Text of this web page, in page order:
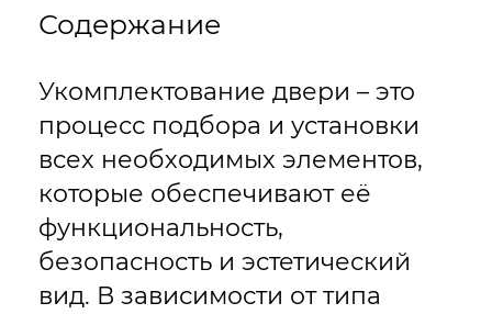
Содержание
Укомплектование двери – это
процесс подбора и установки
всех необходимых элементов,
которые обеспечивают её
функциональность,
безопасность и эстетический
вид. В зависимости от типа